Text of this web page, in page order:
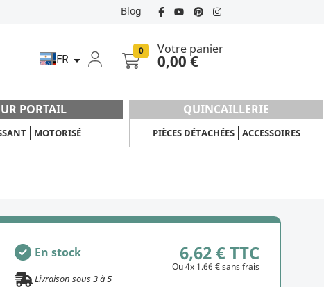
Blog
FR 
0 Votre panier
0,00 €
PORTAIL
MOTORISÉ
QUINCAILLERIE
PIÈCES DÉTACHÉES ACCESSOIRES
En stock
Livraison sous3à5
6,62 € TTC
Ou 4x 1.66 € sans frais